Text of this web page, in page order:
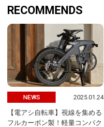
RECOMMENDS
NEWS 2025.01.24
【電アシ自転車】視線を集める
フルカーボン製！軽量コンパク